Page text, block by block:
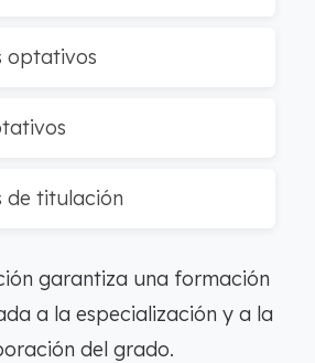
optativos
de titulación
garantiza una formación
a la especialización y a la
del grado.